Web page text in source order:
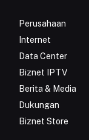
Perusahaan
Internet
Data Center
Biznet IPTV
Berita & Media
Dukungan
Biznet Store